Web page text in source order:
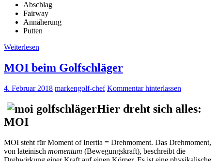
Abschlag
Fairway
Annäherung
Putten
Weiterlesen
MOI beim Golfschläger
4. Februar 2018 markengolf-chef Kommentar hinterlassen
Hier dreht sich alles:
MOI
MOI steht für Moment of Inertia = Drehmoment. Das Drehmoment,
von lateinisch momentum (Bewegungskraft), beschreibt die